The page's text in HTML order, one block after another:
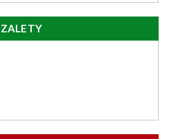
ZALETY